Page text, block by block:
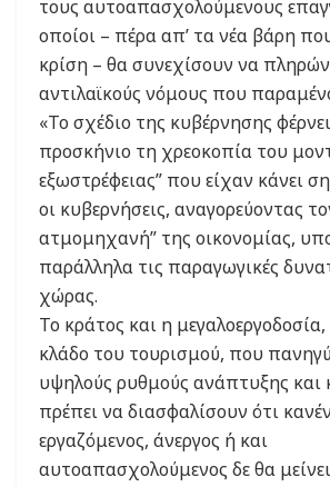
τους αυτοαπασχολούμενους
οποίοι – πέρα απ’ τα νέα βάρη
κρίση – θα συνεχίσουν να
αντιλαϊκούς νόμους που
«Το σχέδιο της κυβέρνησης
προσκήνιο τη χρεοκοπία του
εξωστρέφειας” που είχαν κάνει
οι κυβερνήσεις, αναγορεύοντας
ατμομηχανή” της οικονομίας,
παράλληλα τις παραγωγικές
χώρας.
Το κράτος και η μεγαλοεργοδοσία,
κλάδο του τουρισμού, που
υψηλούς ρυθμούς ανάπτυξης και
πρέπει να διασφαλίσουν ότι
εργαζόμενος, άνεργος ή και
αυτοαπασχολούμενος δε θα